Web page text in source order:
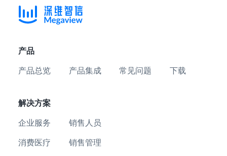
产品
产品总览 产品集成 常见问题 下载
解决方案
企业服务
消费医疗
销售人员
销售管理